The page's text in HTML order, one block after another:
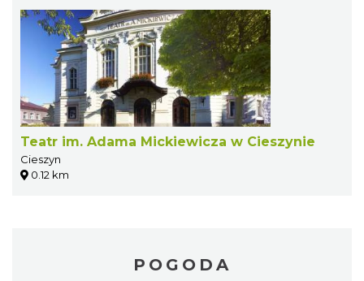
Teatr im. Adama Mickiewicza w Cieszynie
Cieszyn
0.12 km
POGODA